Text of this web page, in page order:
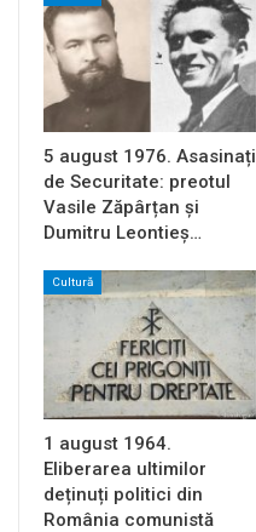
5 august 1976. Asasinați
de Securitate: preotul
Vasile Zăpârțan și
Dumitru Leontieș…
Cultură
1 august 1964.
Eliberarea ultimilor
deținuți politici din
România comunistă